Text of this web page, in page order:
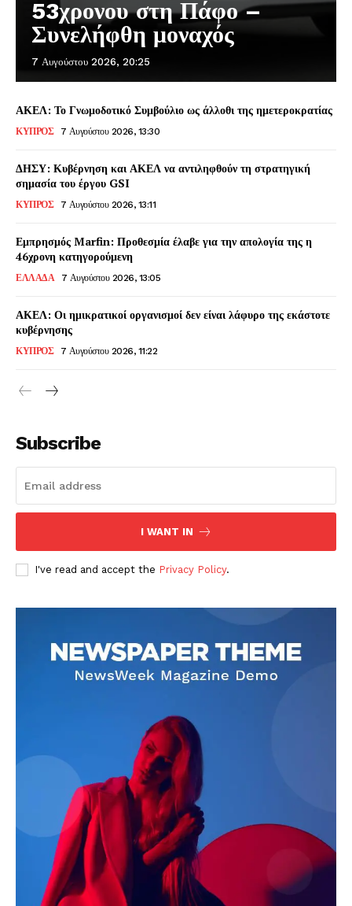
53χρονου στη Πάφο –
Συνελήφθη μοναχός
7 Αυγούστου 2026, 20:25
ΑΚΕΛ: Το Γνωμοδοτικό Συμβούλιο ως άλλοθι της ημετεροκρατίας
ΚΥΠΡΟΣ 7 Αυγούστου 2026, 13:30
ΔΗΣΥ: Κυβέρνηση και ΑΚΕΛ να αντιληφθούν τη στρατηγική
σημασία του έργου GSI
ΚΥΠΡΟΣ 7 Αυγούστου 2026, 13:11
Εμπρησμός Marfin: Προθεσμία έλαβε για την απολογία της η
46χρονη κατηγορούμενη
ΕΛΛΑΔΑ 7 Αυγούστου 2026, 13:05
ΑΚΕΛ: Οι ημικρατικοί οργανισμοί δεν είναι λάφυρο της εκάστοτε
κυβέρνησης
ΚΥΠΡΟΣ 7 Αυγούστου 2026, 11:22
Subscribe
I WANT IN
I've read and accept the Privacy Policy.